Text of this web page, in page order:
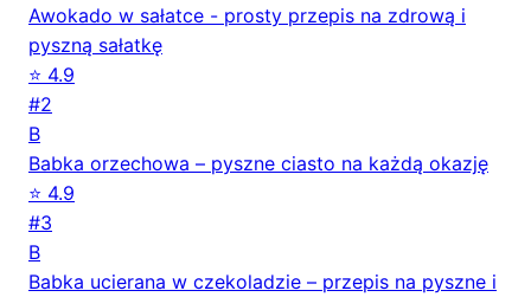
Awokado w sałatce - prosty przepis na zdrową i
pyszną sałatkę
⭐ 4.9
#2
B
Babka orzechowa – pyszne ciasto na każdą okazję
⭐ 4.9
#3
B
Babka ucierana w czekoladzie – przepis na pyszne i